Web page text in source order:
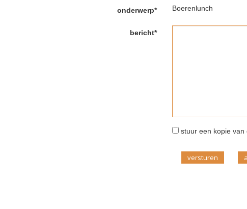
onderwerp* Boerenlunch
bericht*
stuur een kopie
versturen